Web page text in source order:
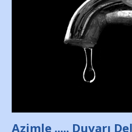
havuzunun kenarında 7 yaşında
duruyor. Havuzun içinde Adana
yüzücüleri. Erkekler çoğunlukta.
Sadece 4 kız çocuğu var. Nesrin,
kızından biri oluyor o gün…Giriyor
Adana Nesrin, 16 yaşında. Yüzüyor. 7
Türkiye 3.lüğü var. 17 yaşında mar...
Azimle ..... Duvarı